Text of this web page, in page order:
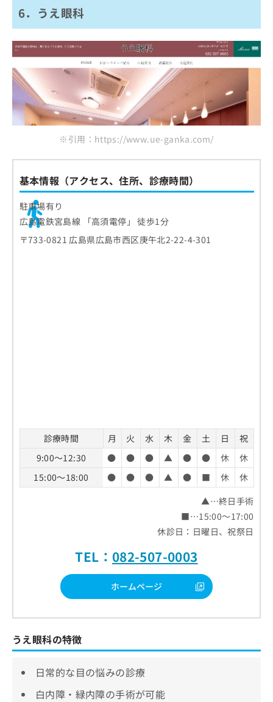
6．うえ眼科
※引用：https://www.ue-ganka.com/
基本情報（アクセス、住所、診療時間）
駐車場有り
広島電鉄宮島線 「高須電停」 徒歩1分
〒733-0821 広島県広島市西区庚午北2-22-4-301
診療時間 月 火 水 木 金 土 日
祝
9:00～12:30
● ● ● ▲ ● ● 休
休
15:00～18:00
● ● ● ▲ ● ■ 休
休
▲…終日手術
■…15:00～17:00
休診日：日曜日、祝祭日
TEL： 082-507-0003
ホームページ
うえ眼科の特徴
日常的な目の悩みの診療
白内障・緑内障の手術が可能